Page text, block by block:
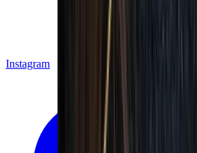
Instagram